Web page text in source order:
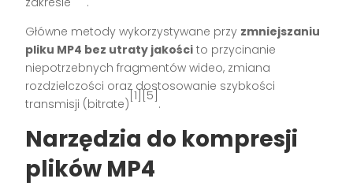
Główne metody wykorzystywane przy zmniejszaniu
pliku MP4 bez utraty jakości to przycinanie
niepotrzebnych fragmentów wideo, zmiana
rozdzielczości oraz dostosowanie szybkości
transmisji (bitrate)
[1][5]
.
Narzędzia do kompresji
plików MP4